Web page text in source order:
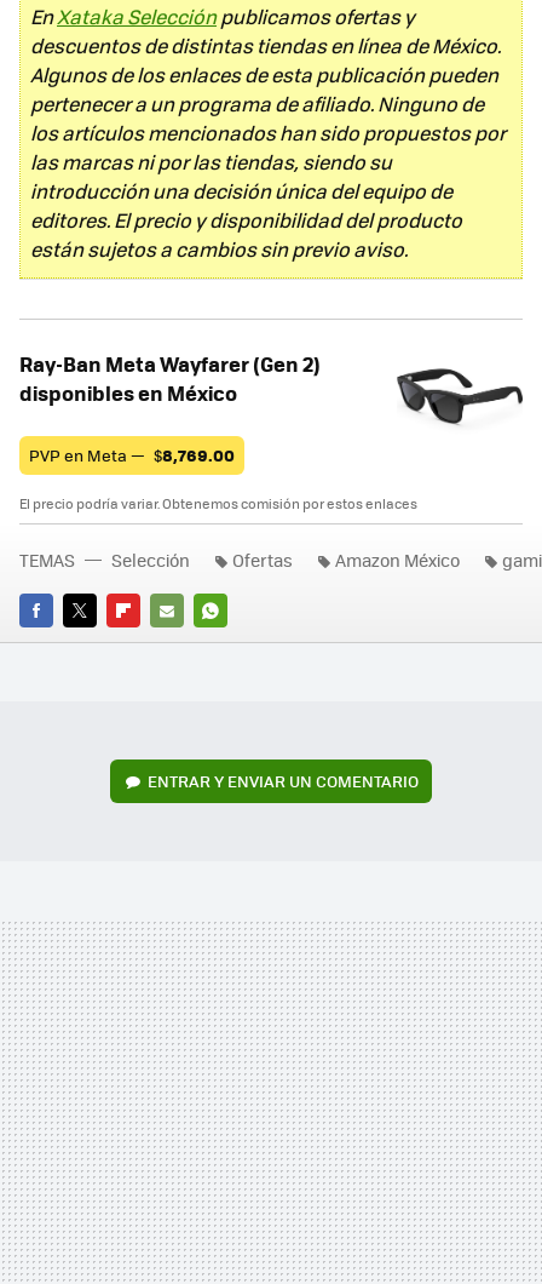
EnXataka Selecciónpublicamos ofertas y
descuentos de distintas tiendas en línea de México.
Algunos de los enlaces de esta publicación pueden
pertenecer a un programa de afiliado. Ninguno de
los artículos mencionados han sido propuestos por
las marcas ni por las tiendas, siendo su
introducción una decisión única del equipo de
editores. El precio y disponibilidad del producto
están sujetos a cambios sin previo aviso.
Ray-Ban Meta Wayfarer (Gen 2)
disponibles en México
PVP en Meta — $8,769.00
El precio podría variar. Obtenemos comisión por estos enlaces
FACEBOOK
TWITTERFLIPBOARD
E-
WHATSAPP
TEMAS Selección Ofertas Amazon México
ENTRAR Y ENVIAR UN COMENTARIO